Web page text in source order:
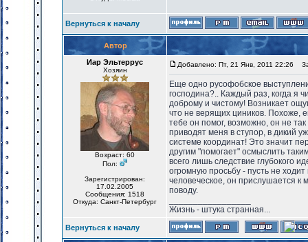
Вернуться к началу
Автор
Иар Эльтеррус
Хозяин
Возраст: 60
Пол:
Зарегистрирован:
17.02.2005
Сообщения: 1518
Откуда: Санкт-Петербург
Добавлено: Пт, 21 Янв, 2011 22:26
Еще одно русофобское
господина?.. Каждый раз, когда я
доброму и чистому! Возникает
что не верящих циников. Похоже,
тебе он помог, возможно, он не
приводят меня в ступор, в дикий
системе координат! Это значит
другим "помогает" осмыслить
всего лишь следствие глубокого
огромную просьбу - пусть не
человеческое, он прислушается к
поводу.
Жизнь - штука странная...
Вернуться к началу